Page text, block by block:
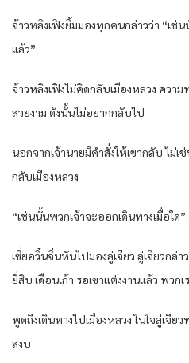
จ้าวหลิงเฟิงยิ้มมองทุกคนกล่าวว่า “เช่น
แล้ว”
จ้าวหลิงเฟิงไม่คิดกลับเมืองหลวง ความ
สวยงาม ดังนั้นไม่อยากกลับไป
นอกจากเจ้านายมีคำสั่งให้เขากลับ ไม่เ
กลับเมืองหลวง
“เช่นนั้นพวกเจ้าจะออกเดินทางเมื่อใด
เซี่ยอวิ๋นจิ่นหันไปมองลู่เจียว ลู่เจียวกล่
ยี่สิบ เดือนเก้า รอเขาแต่งงานแล้ว พวก
พูดถึงเดินทางไปเมืองหลวง ในใจลู่เจีย
สงบ